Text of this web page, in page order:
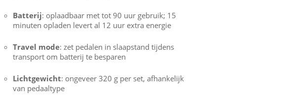
Batterij: oplaadbaar met tot 90 uur gebruik; 15
minuten opladen levert al 12 uur extra energie
Travel mode: zet pedalen in slaapstand tijdens
transport om batterij te besparen
Lichtgewicht: ongeveer 320 g per set, afhankelijk
van pedaaltype